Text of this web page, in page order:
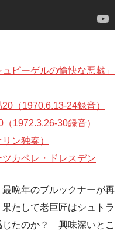
ピーゲルの愉快な悪戯」
（1970.6.13-24録音）
1972.3.26-30録音）
ン独奏）
カペレ・ドレスデン
晩年のブルックナーが再
たして老巨匠はシュトラ
じたのか？ 興味深いとこ